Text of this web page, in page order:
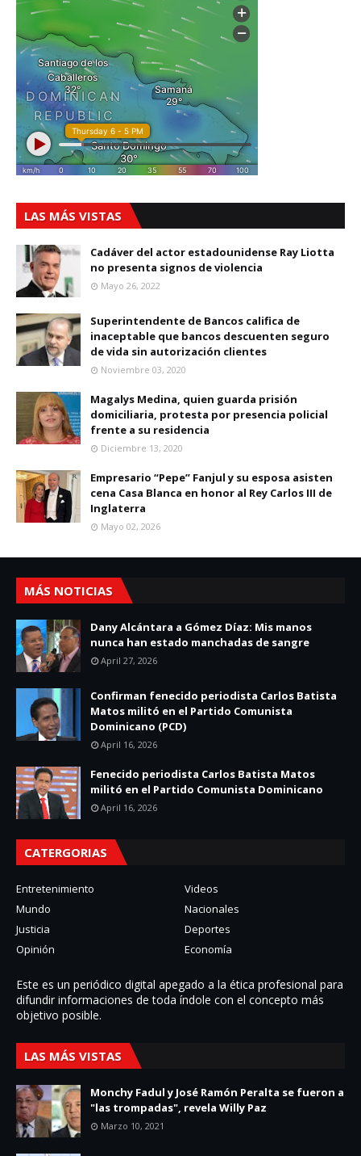
LAS MÁS VISTAS
Cadáver del actor estadounidense Ray Liotta
no presenta signos de violencia
Mayo 26, 2022
Superintendente de Bancos califica de
inaceptable que bancos descuenten seguro
de vida sin autorización clientes
Noviembre 03, 2020
Magalys Medina, quien guarda prisión
domiciliaria, protesta por presencia policial
frente a su residencia
Diciembre 13, 2020
Empresario “Pepe” Fanjul y su esposa asisten
cena Casa Blanca en honor al Rey Carlos III de
Inglaterra
Mayo 02, 2026
MÁS NOTICIAS
Dany Alcántara a Gómez Díaz: Mis manos
nunca han estado manchadas de sangre
April 27, 2026
Confirman fenecido periodista Carlos Batista
Matos militó en el Partido Comunista
Dominicano (PCD)
April 16, 2026
Fenecido periodista Carlos Batista Matos
militó en el Partido Comunista Dominicano
April 16, 2026
CATERGORIAS
Entretenimiento
Videos
Mundo
Nacionales
Justicia
Deportes
Opinión
Economía
Este es un periódico digital apegado a la ética profesional para
difundir informaciones de toda í­ndole con el concepto más
objetivo posible.
LAS MÁS VISTAS
Monchy Fadul y José Ramón Peralta se fueron a
"las trompadas", revela Willy Paz
Marzo 10, 2021